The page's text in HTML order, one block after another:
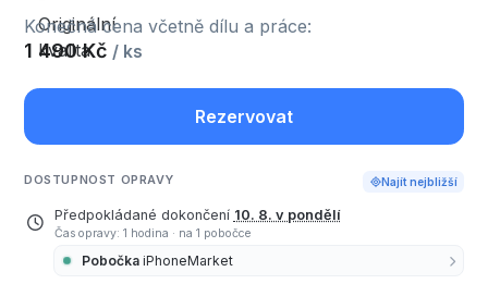
Konečná cena včetně dílu a práce:
1 490 Kč / ks
Rezervovat
DOSTUPNOST OPRAVY Najít nejbližší
Předpokládané dokončení 10. 8. v pondělí
Čas opravy: 1 hodina · na 1 pobočce
Pobočka iPhoneMarket